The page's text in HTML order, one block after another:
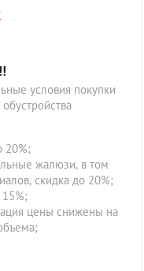
условия покупки
20%;
жалюзи, в том
скидка до 20%;
цены снижены на